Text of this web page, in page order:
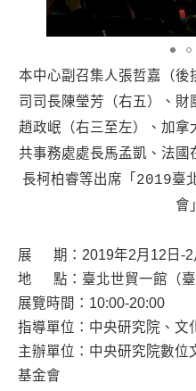
本中心副召集人張哲嘉（後
司司長陳瑩芳（右五）、
趙政岷（右三至左）、加拿
共事務處處長馬孟凱、法國
長柯柏睿等出席「2019臺
會
展 期：2019年2月12日-2
地 點：臺北世貿一館（臺
展覽時間：10:00-20:00
指導單位：中央研究院、文
主辦單位：中央研究院數位
基金會